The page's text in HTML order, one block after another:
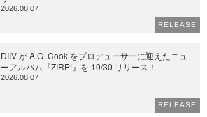
2026.08.07
RELEASE
DIIV が A.G. Cook をプロデューサーに迎えたニュ
ーアルバム『ZIRP!』を 10/30 リリース！
2026.08.07
RELEASE